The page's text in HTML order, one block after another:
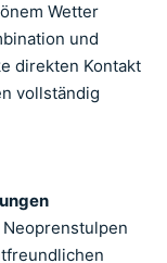
Wetter
und
direkten Kontakt
vollständig